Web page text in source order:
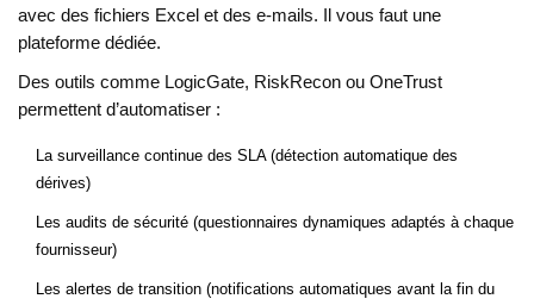
avec des fichiers Excel et des e-mails. Il vous faut une
plateforme dédiée.
Des outils comme LogicGate, RiskRecon ou OneTrust
permettent d’automatiser :
La surveillance continue des SLA (détection automatique des
dérives)
Les audits de sécurité (questionnaires dynamiques adaptés à chaque
fournisseur)
Les alertes de transition (notifications automatiques avant la fin du